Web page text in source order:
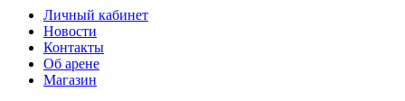
Личный кабинет
Новости
Контакты
Об арене
Магазин